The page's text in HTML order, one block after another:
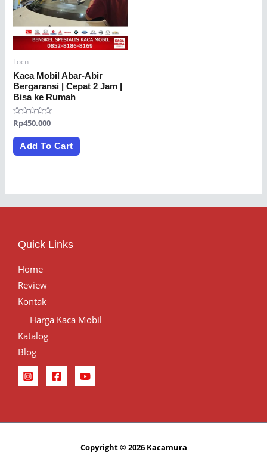
Locn
Kaca Mobil Abar‐Abir
Bergaransi | Cepat 2 Jam |
Bisa ke Rumah
Rated
0
out
Rp450.000
Add To Cart
Quick Links
Home
Review
Kontak
Harga Kaca Mobil
Katalog
Blog
Copyright © 2026 Kacamura